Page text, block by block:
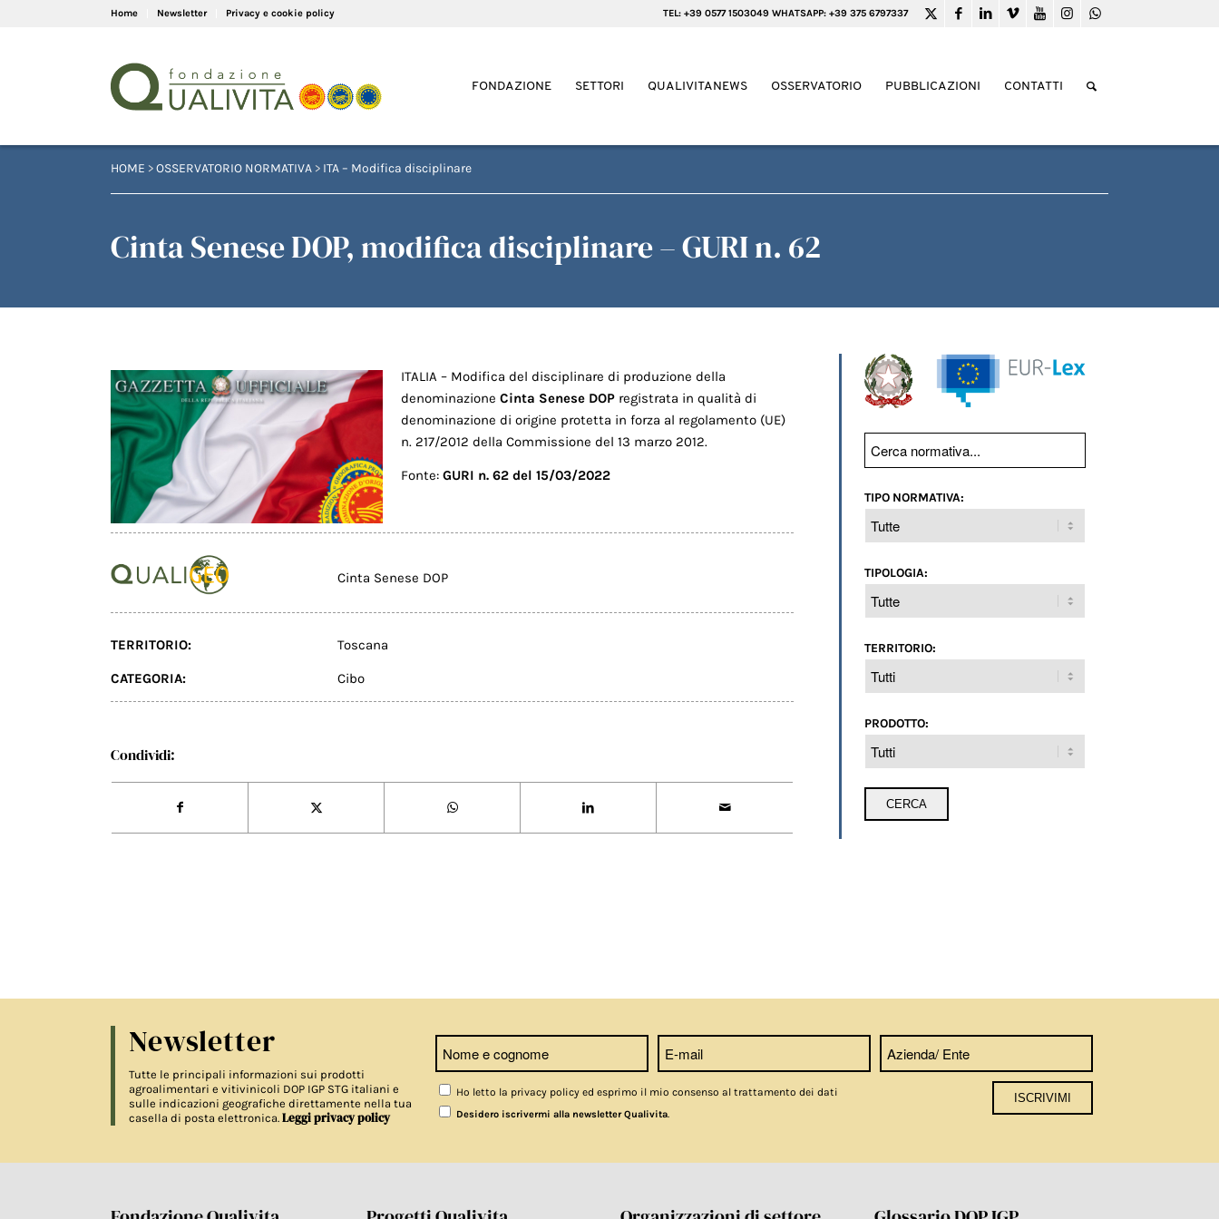
Home Newsletter Privacy e cookie policy TEL: +39 0577 1503049 WHATSAPP: +39 375 6797337
FONDAZIONE SETTORI QUALIVITANEWS OSSERVATORIO PUBBLICAZIONI CONTATTI
HOME >OSSERVATORIO NORMATIVA > ITA – Modifica disciplinare
Cinta Senese DOP, modifica disciplinare – GURI n. 62
ITALIA – Modifica del disciplinare di produzione della
denominazione Cinta Senese DOP registrata in qualità di
denominazione di origine protetta in forza al regolamento (UE)
n. 217/2012 della Commissione del 13 marzo 2012.
Fonte: GURI n. 62 del 15/03/2022
Cinta Senese DOP
TERRITORIO: Toscana
CATEGORIA: Cibo
Condividi:
TIPO NORMATIVA:
TIPOLOGIA:
TERRITORIO:
PRODOTTO:
Newsletter
Tutte le principali informazioni sui prodotti
agroalimentari e vitivinicoli DOP IGP STG italiani e
sulle indicazioni geografiche direttamente nella tua
casella di posta elettronica. Leggi privacy policy
Ho letto la privacy policy ed esprimo il mio consenso al trattamento dei dati
Desidero iscrivermi alla newsletter Qualivita